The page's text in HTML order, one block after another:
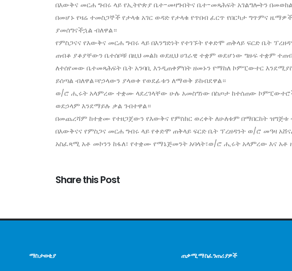
በእውቅና መርሐ ግብሩ ላይ የኢትዮጵያ ቤተ-መዛግብትና ቤተ-መጻሕፍት አገልግሎትን
በመሆኑ የዛሬ ተመስጋኞች የታላቁ አገር ወዳድ የታላቁ የጥበብ ፈርጥ የበርካታ ግጥምና
ያመሰግናችኋል ብለዋል።
የምስጋናና የእውቅና መርሐ ግብሩ ላይ በእንግድነት የተገኙት የቀድሞ ጠቅላይ ፍርድ ቤት
ጠብቆ ያቆያቸውን ቤተሰቦቹ በዚህ መልክ ወደዚህ ሀገራዊ ተቋም ወደሆነው ግዙፍ ተቋም
ለተሰየመው ቤተመጻሕፍት ቤት አንባቢ እንዲጠቀምበት ዘመኑን የማከለ ኮምፒውተር
ይሰጣል ብለዋል።የኃላውን ያላወቀ የወደፊቱን ለማወቅ ይከብደዋል።
ወ/ሮ ሒሩት አላምረው ተቋሙ ላደረገላቸው ሁሉ አመስግነው በስጦታ ከተሰጠው
ወደኃላም እንደማይሉ ቃል ገብተዋል።
በመጨረሻም ከተቋሙ የተዘጋጀውን የእውቅና የምስክር ወረቀት ለሁለቱም በማበርከት ዝግጅቱ
በእውቅናና የምስጋና መርሐ ግብሩ ላይ የቀድሞ ጠቅላይ ፍርድ ቤት ፕረዘዳንት ወ/ሮ መዓዛ
አስፈጻሚ አቶ መኮንን ከፋለ፣ የተቋሙ የማኔጅመንት አባላት፣ወ/ሮ ሒሩት አላምረው እና
Share this Post
ማስታወቂያ ጠቃሚ ማስፈንጠሪያዎች